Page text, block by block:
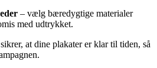
– vælg bæredygtige materialer
med udtrykket.
at dine plakater er klar til tiden, så